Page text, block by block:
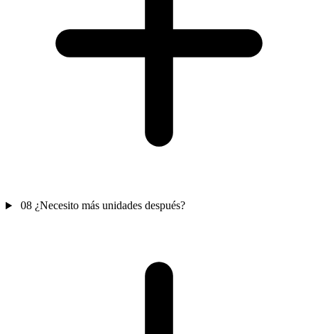
08 ¿Necesito más unidades después?